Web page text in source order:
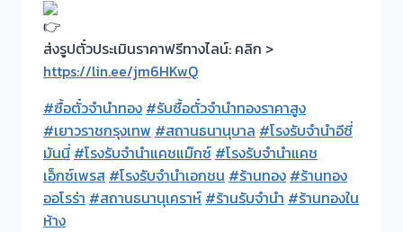
ส่งรูปตั๋วประเมินราคาฟรีทางไลน์: คลิก >
https://lin.ee/jm6HKwQ
#ซื้อตั๋วจำนำทอง #รับซื้อตั๋วจำนำทองราคาสูง
#เยาวราชกรุงเทพ #สถานธนานุบาล #โรงรับจำนำอีซี่
มันนี่ #โรงรับจำนำแคชแม๊กซ์ #โรงรับจำนำแคช
เอ็กซ์เพรส #โรงรับจำนำเอกชน #ร้านทอง #ร้านทอง
ออโรร่า #สถานธนานุเคราห์ #ร้านรับจำนำ #ร้านทองใน
ห้าง